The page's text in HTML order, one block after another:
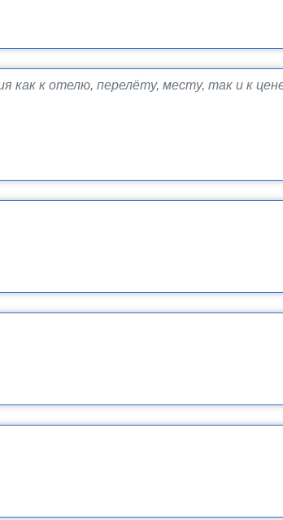
к отелю, перелёту, месту, так и к